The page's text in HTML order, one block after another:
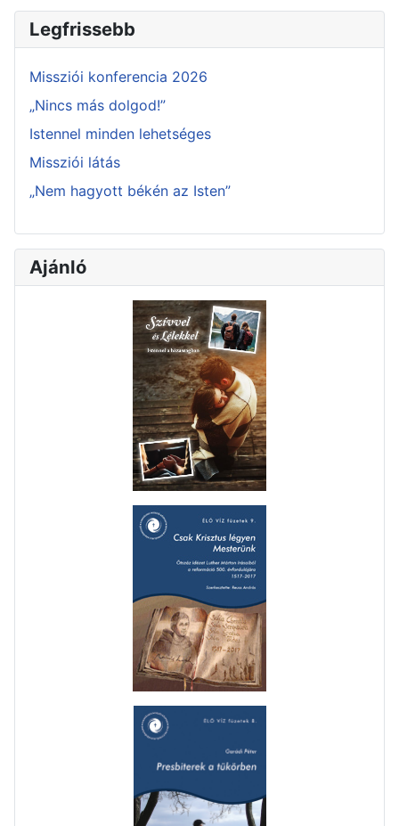
Legfrissebb
Missziói konferencia 2026
„Nincs más dolgod!”
Istennel minden lehetséges
Missziói látás
„Nem hagyott békén az Isten”
Ajánló